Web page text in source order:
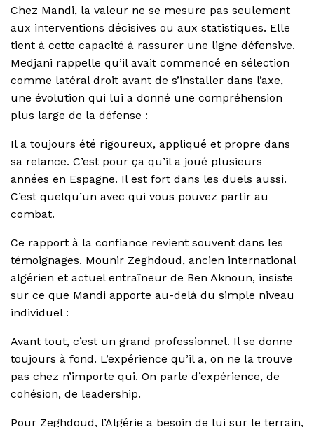
Chez Mandi, la valeur ne se mesure pas seulement
aux interventions décisives ou aux statistiques. Elle
tient à cette capacité à rassurer une ligne défensive.
Medjani rappelle qu’il avait commencé en sélection
comme latéral droit avant de s’installer dans l’axe,
une évolution qui lui a donné une compréhension
plus large de la défense :
Il a toujours été rigoureux, appliqué et propre dans
sa relance. C’est pour ça qu’il a joué plusieurs
années en Espagne. Il est fort dans les duels aussi.
C’est quelqu’un avec qui vous pouvez partir au
combat.
Ce rapport à la confiance revient souvent dans les
témoignages. Mounir Zeghdoud, ancien international
algérien et actuel entraîneur de Ben Aknoun, insiste
sur ce que Mandi apporte au-delà du simple niveau
individuel :
Avant tout, c’est un grand professionnel. Il se donne
toujours à fond. L’expérience qu’il a, on ne la trouve
pas chez n’importe qui. On parle d’expérience, de
cohésion, de leadership.
Pour Zeghdoud, l’Algérie a besoin de lui sur le terrain,